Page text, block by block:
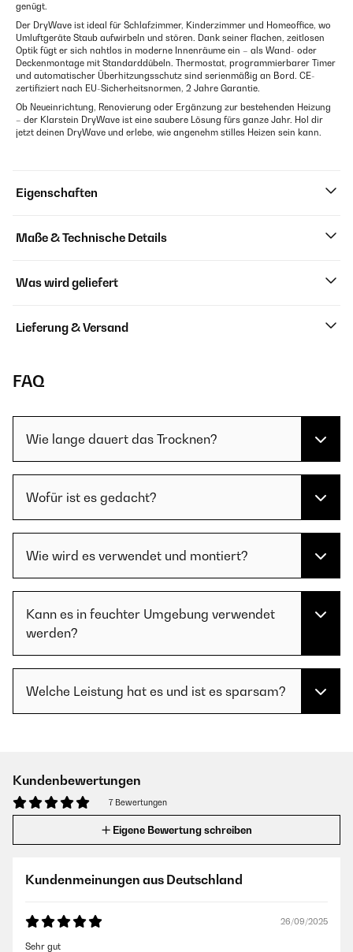
genügt.
Der DryWave ist ideal für Schlafzimmer, Kinderzimmer und Homeoffice, wo
Umluftgeräte Staub aufwirbeln und stören. Dank seiner flachen, zeitlosen
Optik fügt er sich nahtlos in moderne Innenräume ein – als Wand- oder
Deckenmontage mit Standarddübeln. Thermostat, programmierbarer Timer
und automatischer Überhitzungsschutz sind serienmäßig an Bord. CE-
zertifiziert nach EU-Sicherheitsnormen, 2 Jahre Garantie.
Ob Neueinrichtung, Renovierung oder Ergänzung zur bestehenden Heizung
– der Klarstein DryWave ist eine saubere Lösung fürs ganze Jahr. Hol dir
jetzt deinen DryWave und erlebe, wie angenehm stilles Heizen sein kann.
Eigenschaften
Maße & Technische Details
Was wird geliefert
Lieferung & Versand
FAQ
Wie lange dauert das Trocknen?
Wofür ist es gedacht?
Wie wird es verwendet und montiert?
Kann es in feuchter Umgebung verwendet
werden?
Welche Leistung hat es und ist es sparsam?
Kundenbewertungen
7 Bewertungen
Eigene Bewertung schreiben
Kundenmeinungen aus Deutschland
26/09/2025
Sehr gut